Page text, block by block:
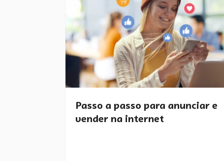
Passo a passo para anunciar e
vender na internet